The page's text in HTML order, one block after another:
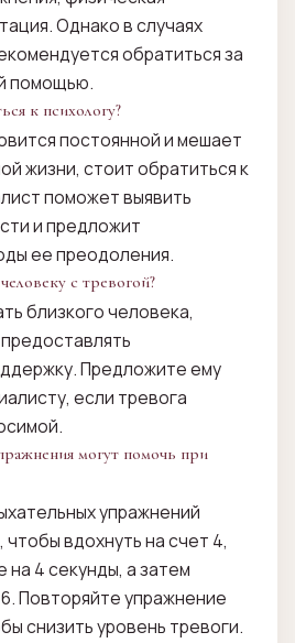
Однако в случаях
обратиться за
помощью.
к психологу?
постоянной и мешает
жизни, стоит обратиться к
поможет выявить
и предложит
ее преодоления.
с тревогой?
близкого человека,
Предложите ему
если тревога
могут помочь при
упражнений
вдохнуть на счет 4,
на 4 секунды, а затем
Повторяйте упражнение
снизить уровень тревоги.